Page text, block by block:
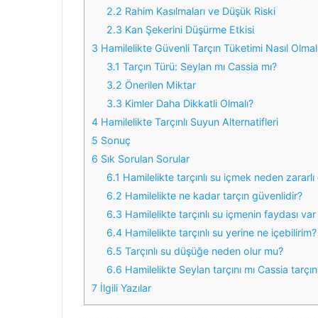
2.2 Rahim Kasılmaları ve Düşük Riski
2.3 Kan Şekerini Düşürme Etkisi
3 Hamilelikte Güvenli Tarçın Tüketimi Nasıl
3.1 Tarçın Türü: Seylan mı Cassia mı?
3.2 Önerilen Miktar
3.3 Kimler Daha Dikkatli Olmalı?
4 Hamilelikte Tarçınlı Suyun Alternatifleri
5 Sonuç
6 Sık Sorulan Sorular
6.1 Hamilelikte tarçınlı su içmek neden
6.2 Hamilelikte ne kadar tarçın güvenlidir?
6.3 Hamilelikte tarçınlı su içmenin faydası var
6.4 Hamilelikte tarçınlı su yerine ne içebilirim?
6.5 Tarçınlı su düşüğe neden olur mu?
6.6 Hamilelikte Seylan tarçını mı Cassia
7 İlgili Yazılar